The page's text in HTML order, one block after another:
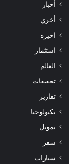
أخبار
أخري
اخيره
استثمار
العالم
تحقيقات
تقارير
تكنولوجيا
تمويل
سفر
سيارات